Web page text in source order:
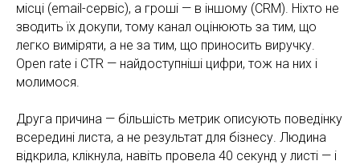
місці (email-сервіс), а гроші — в іншому (CRM). Ніхто не
зводить їх докупи, тому канал оцінюють за тим, що
легко виміряти, а не за тим, що приносить виручку.
Open rate і CTR — найдоступніші цифри, тож на них і
молимося.
Друга причина — більшість метрик описують поведінку
всередині листа, а не результат для бізнесу. Людина
відкрила, клікнула, навіть провела 40 секунд у листі — і